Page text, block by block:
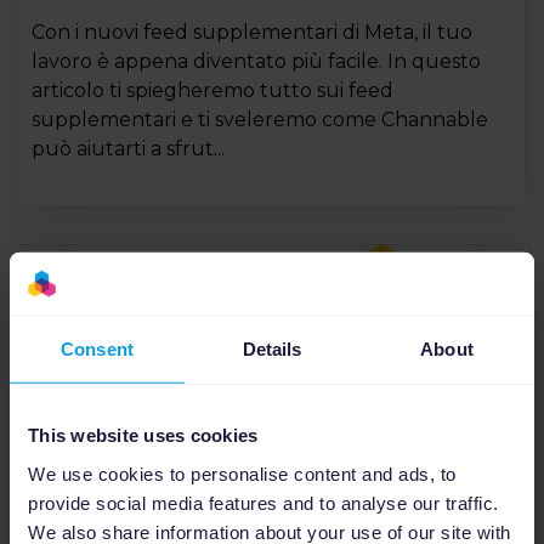
Consent Details About
This website uses cookies
We use cookies to personalise content and ads, to
provide social media features and to analyse our traffic.
We also share information about your use of our site with
Con i nuovi feed supplementari di Meta, il tuo
lavoro è appena diventato più facile. In questo
articolo ti spiegheremo tutto sui feed
supplementari e ti sveleremo come Channable
può aiutarti a sfrut...
API e Marketplace 6 min